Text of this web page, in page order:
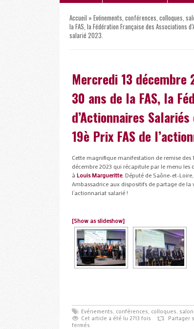
Accueil » Evénements, conférences, colloques,
la FAS, la Fédération Française des Associations
salarié 2023.
Mercredi 13 décembre
30 ans de la FAS, la
d’Actionnaires
19è Prix FAS de
Cette magnifique manifestation de remise des
décembre 2023 qui récapitule par le menu les
à Louis Margueritte, Député de Saône-et-
Ambassadrice aux dispositifs de partage de
l’actionnariat salarié !
[Show as slideshow]
Evénements, conférences, colloques,
Cet article a été lu 2713 fois
Partager
fermés